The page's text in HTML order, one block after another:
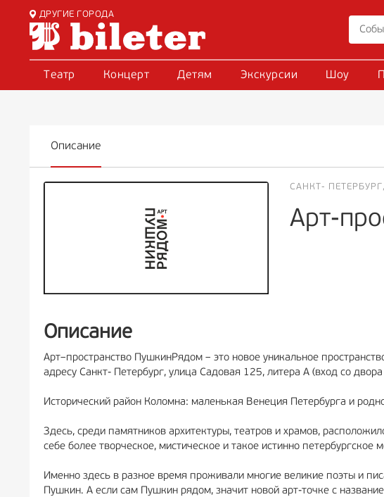
ДРУГИЕ ГОРОДА
Театр Концерт Детям Экскурсии Шоу
Описание
САНКТ-
Арт-
Описание
Арт–пространство ПушкинРядом – это новое уникальное
адресу Санкт- Петербург, улица Садовая 125, литера А (вход со
Исторический район Коломна: маленькая Венеция Петербурга и
Здесь, среди памятников архитектуры, театров и храмов,
себе более творческое, мистическое и такое истинно петербургское
Именно здесь в разное время проживали многие великие поэты и
Пушкин. А если сам Пушкин рядом, значит новой арт-точке с